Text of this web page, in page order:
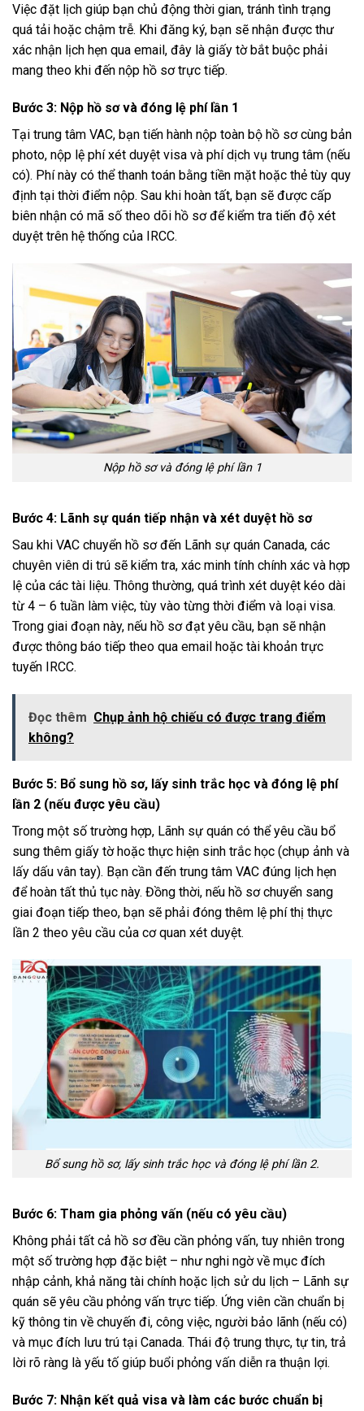
Việc đặt lịch giúp bạn chủ động thời gian, tránh tình trạng
quá tải hoặc chậm trễ. Khi đăng ký, bạn sẽ nhận được thư
xác nhận lịch hẹn qua email, đây là giấy tờ bắt buộc phải
mang theo khi đến nộp hồ sơ trực tiếp.
Bước 3: Nộp hồ sơ và đóng lệ phí lần 1
Tại trung tâm VAC, bạn tiến hành nộp toàn bộ hồ sơ cùng bản
photo, nộp lệ phí xét duyệt visa và phí dịch vụ trung tâm (nếu
có). Phí này có thể thanh toán bằng tiền mặt hoặc thẻ tùy quy
định tại thời điểm nộp. Sau khi hoàn tất, bạn sẽ được cấp
biên nhận có mã số theo dõi hồ sơ để kiểm tra tiến độ xét
duyệt trên hệ thống của IRCC.
Nộp hồ sơ và đóng lệ phí lần 1
Bước 4: Lãnh sự quán tiếp nhận và xét duyệt hồ sơ
Sau khi VAC chuyển hồ sơ đến Lãnh sự quán Canada, các
chuyên viên di trú sẽ kiểm tra, xác minh tính chính xác và hợp
lệ của các tài liệu. Thông thường, quá trình xét duyệt kéo dài
từ 4 – 6 tuần làm việc, tùy vào từng thời điểm và loại visa.
Trong giai đoạn này, nếu hồ sơ đạt yêu cầu, bạn sẽ nhận
được thông báo tiếp theo qua email hoặc tài khoản trực
tuyến IRCC.
Đọc thêm Chụp ảnh hộ chiếu có được trang điểm
không?
Bước 5: Bổ sung hồ sơ, lấy sinh trắc học và đóng lệ phí
lần 2 (nếu được yêu cầu)
Trong một số trường hợp, Lãnh sự quán có thể yêu cầu bổ
sung thêm giấy tờ hoặc thực hiện sinh trắc học (chụp ảnh và
lấy dấu vân tay). Bạn cần đến trung tâm VAC đúng lịch hẹn
để hoàn tất thủ tục này. Đồng thời, nếu hồ sơ chuyển sang
giai đoạn tiếp theo, bạn sẽ phải đóng thêm lệ phí thị thực
lần 2 theo yêu cầu của cơ quan xét duyệt.
Bổ sung hồ sơ, lấy sinh trắc học và đóng lệ phí lần 2.
Bước 6: Tham gia phỏng vấn (nếu có yêu cầu)
Không phải tất cả hồ sơ đều cần phỏng vấn, tuy nhiên trong
một số trường hợp đặc biệt – như nghi ngờ về mục đích
nhập cảnh, khả năng tài chính hoặc lịch sử du lịch – Lãnh sự
quán sẽ yêu cầu phỏng vấn trực tiếp. Ứng viên cần chuẩn bị
kỹ thông tin về chuyến đi, công việc, người bảo lãnh (nếu có)
và mục đích lưu trú tại Canada. Thái độ trung thực, tự tin, trả
lời rõ ràng là yếu tố giúp buổi phỏng vấn diễn ra thuận lợi.
Bước 7: Nhận kết quả visa và làm các bước chuẩn bị